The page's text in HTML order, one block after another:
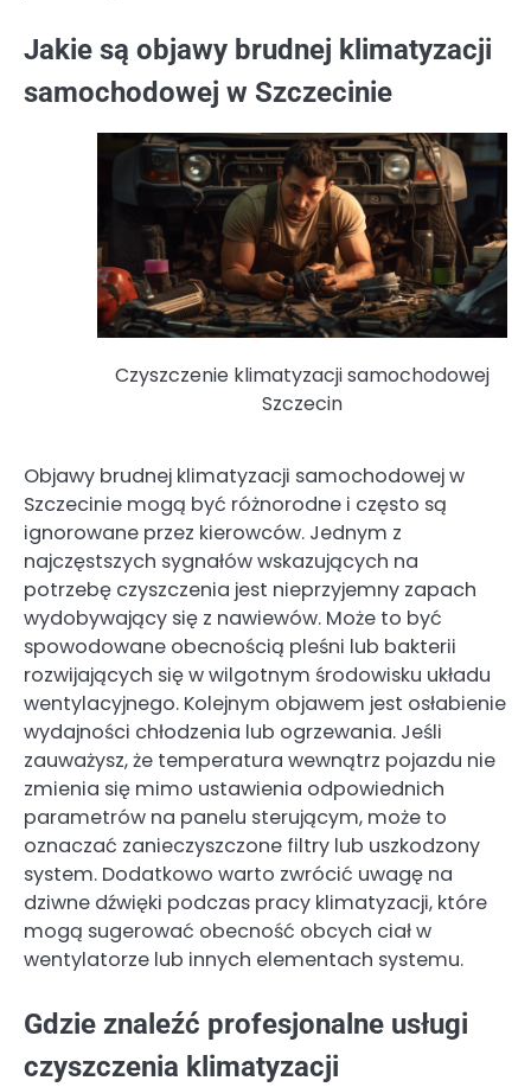
Jakie są objawy brudnej klimatyzacji
samochodowej w Szczecinie
Czyszczenie klimatyzacji samochodowej
Szczecin
Objawy brudnej klimatyzacji samochodowej w
Szczecinie mogą być różnorodne i często są
ignorowane przez kierowców. Jednym z
najczęstszych sygnałów wskazujących na
potrzebę czyszczenia jest nieprzyjemny zapach
wydobywający się z nawiewów. Może to być
spowodowane obecnością pleśni lub bakterii
rozwijających się w wilgotnym środowisku układu
wentylacyjnego. Kolejnym objawem jest osłabienie
wydajności chłodzenia lub ogrzewania. Jeśli
zauważysz, że temperatura wewnątrz pojazdu nie
zmienia się mimo ustawienia odpowiednich
parametrów na panelu sterującym, może to
oznaczać zanieczyszczone filtry lub uszkodzony
system. Dodatkowo warto zwrócić uwagę na
dziwne dźwięki podczas pracy klimatyzacji, które
mogą sugerować obecność obcych ciał w
wentylatorze lub innych elementach systemu.
Gdzie znaleźć profesjonalne usługi
czyszczenia klimatyzacji